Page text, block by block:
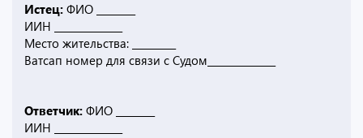
Истец: ФИО ________
ИИН ______________
Место жительства: _________
Ватсап номер для связи с Судом______________
Ответчик: ФИО ________
ИИН ______________